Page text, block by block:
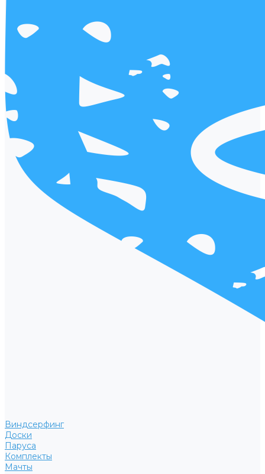
Виндсерфинг
Доски
Паруса
Комплекты
Мачты